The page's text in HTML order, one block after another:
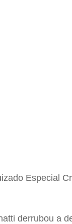
Especial
derrubou a